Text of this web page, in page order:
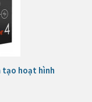
tạo hoạt hình